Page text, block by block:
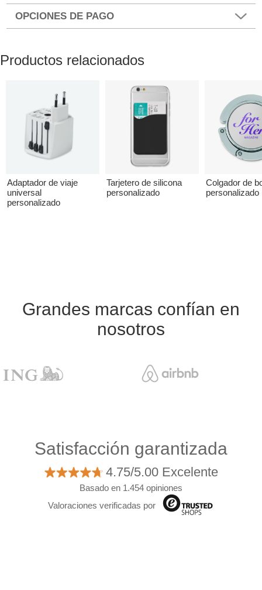
OPCIONES DE PAGO
Productos relacionados
Adaptador de viaje
universal
personalizado
Tarjetero de silicona
personalizado
Colgador de
personalizado
Grandes marcas confían en
nosotros
Satisfacción garantizada
4.75/5.00 Excelente
Basado en 1.454 opiniones
Valoraciones verificadas por